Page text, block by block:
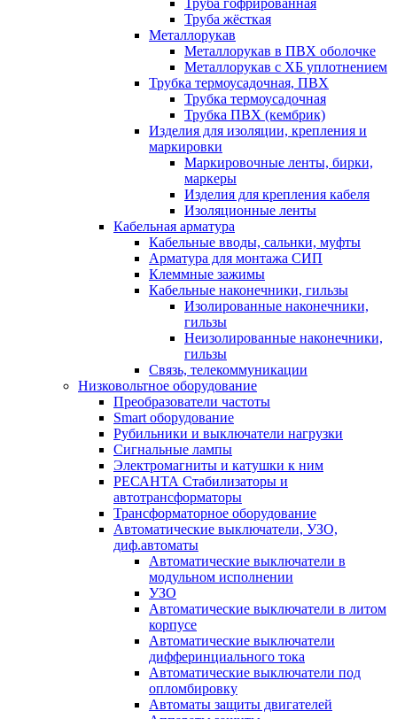
Труба гофрированная
Труба жёсткая
Металлорукав
Металлорукав в ПВХ оболочке
Металлорукав с ХБ уплотнением
Трубка термоусадочная, ПВХ
Трубка термоусадочная
Трубка ПВХ (кембрик)
Изделия для изоляции, крепления и
маркировки
Маркировочные ленты, бирки,
маркеры
Изделия для крепления кабеля
Изоляционные ленты
Кабельная арматура
Кабельные вводы, сальнки, муфты
Арматура для монтажа СИП
Клеммные зажимы
Кабельные наконечники, гильзы
Изолированные наконечники,
гильзы
Неизолированные наконечники,
гильзы
Связь, телекоммуникации
Низковольтное оборудование
Преобразователи частоты
Smart оборудование
Рубильники и выключатели нагрузки
Сигнальные лампы
Электромагниты и катушки к ним
РЕСАНТА Стабилизаторы и
автотрансформаторы
Трансформаторное оборудование
Автоматические выключатели, УЗО,
диф.автоматы
Автоматические выключатели в
модульном исполнении
УЗО
Автоматические выключатели в литом
корпусе
Автоматические выключатели
дифферинциального тока
Автоматические выключатели под
опломбировку
Автоматы защиты двигателей